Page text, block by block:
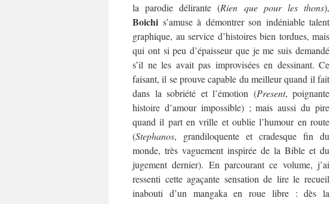
la parodie délirante (Rien que pour les thons),
Boichi s’amuse à démontrer son indéniable talent
graphique, au service d’histoires bien tordues, mais
qui ont si peu d’épaisseur que je me suis demandé
s’il ne les avait pas improvisées en dessinant. Ce
faisant, il se prouve capable du meilleur quand il fait
dans la sobriété et l’émotion (Present, poignante
histoire d’amour impossible) ; mais aussi du pire
quand il part en vrille et oublie l’humour en route
(Stephanos, grandiloquente et cradesque fin du
monde, très vaguement inspirée de la Bible et du
jugement dernier). En parcourant ce volume, j’ai
ressenti cette agaçante sensation de lire le recueil
inabouti d’un mangaka en roue libre : dès la